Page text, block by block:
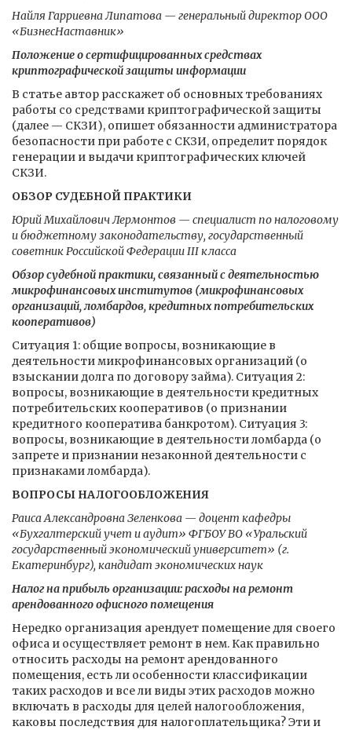
Найля Гарриевна Липатова — генеральный директор ООО
«БизнесНаставник»
Положение о сертифицированных средствах
криптографической защиты информации
В статье автор расскажет об основных требованиях
работы со средствами криптографической защиты
(далее — СКЗИ), опишет обязанности администратора
безопасности при работе с СКЗИ, определит порядок
генерации и выдачи криптографических ключей
СКЗИ.
ОБЗОР СУДЕБНОЙ ПРАКТИКИ
Юрий Михайлович Лермонтов — специалист по налоговому
и бюджетному законодательству, государственный
советник Российской Федерации III класса
Обзор судебной практики, связанный с деятельностью
микрофинансовых институтов (микрофинансовых
организаций, ломбардов, кредитных потребительских
кооперативов)
Ситуация 1: общие вопросы, возникающие в
деятельности микрофинансовых организаций (о
взыскании долга по договору займа). Ситуация 2:
вопросы, возникающие в деятельности кредитных
потребительских кооперативов (о признании
кредитного кооператива банкротом). Ситуация 3:
вопросы, возникающие в деятельности ломбарда (о
запрете и признании незаконной деятельности с
признаками ломбарда).
ВОПРОСЫ НАЛОГООБЛОЖЕНИЯ
Раиса Александровна Зеленкова — доцент кафедры
«Бухгалтерский учет и аудит» ФГБОУ ВО «Уральский
государственный экономический университет» (г.
Екатеринбург), кандидат экономических наук
Налог на прибыль организации: расходы на ремонт
арендованного офисного помещения
Нередко организация арендует помещение для своего
офиса и осуществляет ремонт в нем. Как правильно
относить расходы на ремонт арендованного
помещения, есть ли особенности классификации
таких расходов и все ли виды этих расходов можно
включать в расходы для целей налогообложения,
каковы последствия для налогоплательщика? Эти и